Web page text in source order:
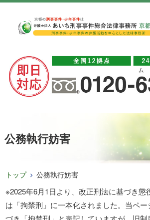
公務執行妨害
トップ 公務執行妨害
※2025年6月1日より、改正刑法に基づき懲
は「拘禁刑」に一本化されました。当ペ